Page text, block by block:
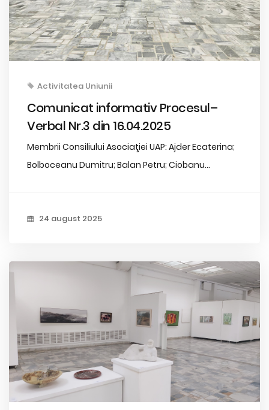
Activitatea Uniunii
Comunicat informativ Procesul–
Verbal Nr.3 din 16.04.2025
Membrii Consiliului Asociaţiei UAP: Ajder Ecaterina;
Bolboceanu Dumitru; Balan Petru; Ciobanu...
24 august 2025